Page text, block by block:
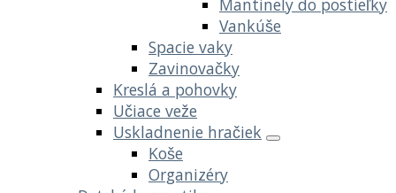
Mantinely do postieľky
Vankúše
Spacie vaky
Zavinovačky
Kreslá a pohovky
Učiace veže
Uskladnenie hračiek
Koše
Organizéry